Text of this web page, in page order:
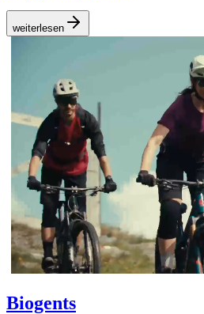
weiterlesen
Biogents